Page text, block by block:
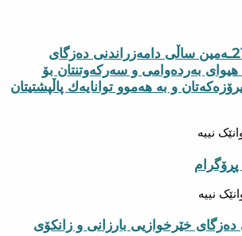
سه‌رۆك بارزانی له‌ 21ـه‌مین ساڵی دامەزراندنی دەزگای
هیوای بەردەوامی و سەركەوتنتان بۆ
و بە هەموو توانایەك پاڵپشتیتان
نییە
نییە
خێرخوازیی بارزانی و زانكۆی